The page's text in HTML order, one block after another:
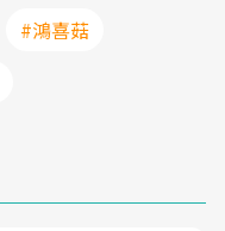
#鴻喜菇